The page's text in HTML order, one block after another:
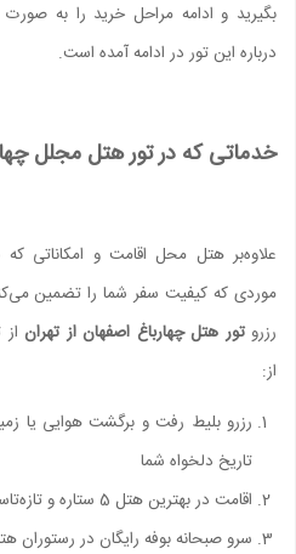
بگیرید و ادامه مراحل خرید را به
درباره این تور در ادامه آمده است.
خدماتی که در تور هتل مجلل
علاوه‌بر هتل محل اقامت و امکاناتی که
موردی که کیفیت سفر شما را تضمین
رزروتور هتل چهارباغ اصفهان از تهران
از:
رزرو بلیط رفت و برگشت هوایی یا
تاریخ دلخواه شما
اقامت در بهترین هتل 5 ستاره و تازه‌تاسیس اصفهان با قیمت عالی
سرو صبحانه بوفه رایگان در رستوران